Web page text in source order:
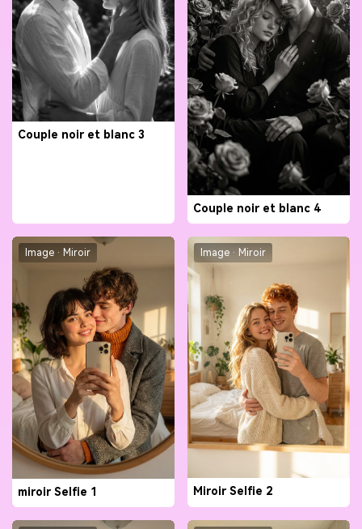
Couple noir et blanc 3
Couple noir et blanc 4
Image · Miroir
miroir Selfie 1
Image · Miroir
Miroir Selfie 2